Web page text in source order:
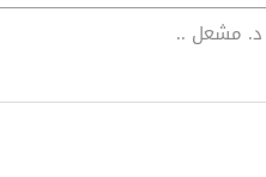
د. مشعل ..